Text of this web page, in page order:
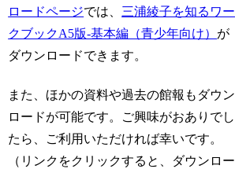
ロードページでは、 三浦綾子を知るワー
クブックA5版-基本編（青少年向け） が
ダウンロードできます。
また、ほかの資料や過去の館報もダウン
ロードが可能です。ご興味がおありでし
たら、ご利用いただければ幸いです。
（リンクをクリックすると、ダウンロー